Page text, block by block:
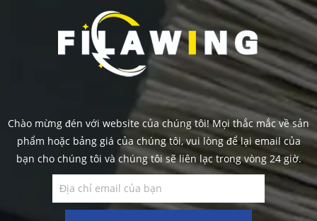
Chào mừng đén với website của chúng tôi! Mọi thắc mắc về sản
phẩm hoặc bảng giá của chúng tôi, vui lòng để lại email của
bạn cho chúng tôi và chúng tôi sẽ liên lạc trong vòng 24 giờ.